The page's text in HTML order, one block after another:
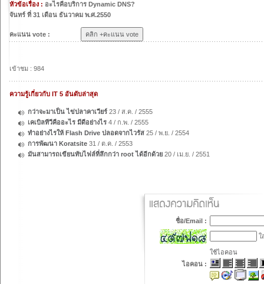
หัวข้อเรื่อง : อะไรคือบริการ Dynamic DNS?
จันทร์ ที่ 31 เดือน ธันวาคม พ.ศ.2550
คะแนน vote :
เข้าชม : 984
ความรู้เกี่ยวกับ IT 5 อันดับล่าสุด
กว่าจะมาเป็น ไข่ปลาคาเวียร์ 23 / ส.ค. / 2555
เคเบิลทีวีคืออะไร มีดีอย่างไร 4 / ก.พ. / 2555
ทำอย่างไรให้ Flash Drive ปลอดจากไวรัส 25 / พ.ย. / 2554
การพัฒนา Koratsite 31 / ต.ค. / 2553
มันสามารถเขียนทับไฟล์ที่ลึกกว่า root ได้อีกด้วย 20 / เม.ย. / 2551
ชื่อ/Email :
ใ
ไอคอน :
ใช้ไอคอน